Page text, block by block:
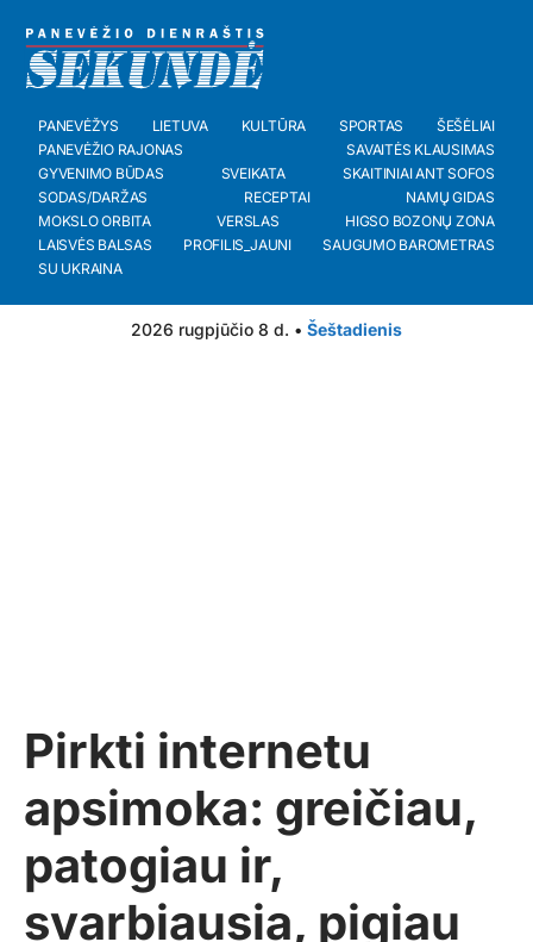
PANEVĖŽYS LIETUVA KULTŪRA SPORTAS
ŠEŠĖLIAI
PANEVĖŽIO RAJONAS
SAVAITĖS KLAUSIMAS
GYVENIMO BŪDAS
SVEIKATA
SKAITINIAI ANT SOFOS
SODAS/DARŽAS
RECEPTAI
NAMŲ GIDAS
MOKSLO ORBITA
VERSLAS
HIGSO BOZONŲ ZONA
LAISVĖS BALSAS
PROFILIS_JAUNI
SAUGUMO BAROMETRAS
SU UKRAINA
2026 rugpjūčio 8 d. • Šeštadienis
Pirkti internetu
apsimoka: greičiau,
patogiau ir,
svarbiausia, pigiau